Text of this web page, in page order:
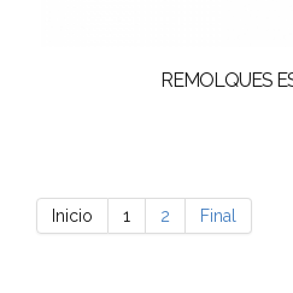
REMOLQUES
Inicio 1 2 Final